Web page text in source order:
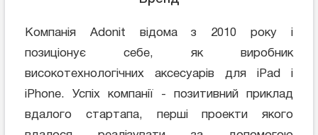
Компанія Adonit відома з 2010 року і
позиціонує себе, як виробник
високотехнологічних аксесуарів для iPad і
iPhone. Успіх компанії - позитивний приклад
вдалого стартапа, перші проекти якого